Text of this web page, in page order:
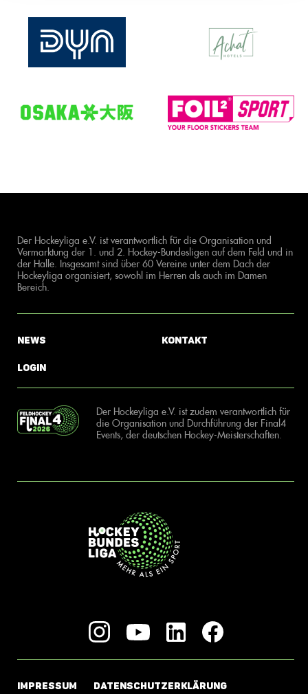
Der Hockeyliga e.V. ist verantwortlich für die Organisation und
Vermarktung der 1. und 2. Hockey-Bundesligen auf dem Feld und in
der Halle. Insgesamt sind über 60 Vereine unter dem Dach der
Hockeyliga organisiert, sowohl im Herren als auch im Damen
Bereich.
News
Login
Kontakt
Der Hockeyliga e.V. ist zudem verantwortlich für
die Organisation und Durchführung der Final4
Events, der deutschen Hockey-Meisterschaften.
IMPRESSUM DATENSCHUTZERKLÄRUNG